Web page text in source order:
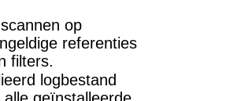
op
referenties
filters.
logbestand